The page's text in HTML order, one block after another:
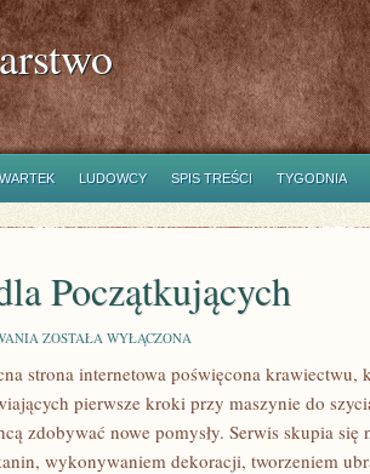
LUDOWCY SPIS TREŚCI TYGODNIA
Początkujących
PORADNIK
POCZĄTKUJĄCYCH
ZOSTAŁA WYŁĄCZONA
strona internetowa poświęcona krawiectwu,
pierwsze kroki przy maszynie do
zdobywać nowe pomysły. Serwis skupia
wykonywaniem dekoracji, tworzeniem